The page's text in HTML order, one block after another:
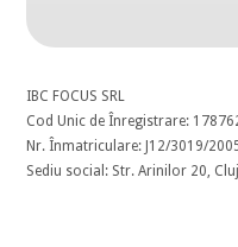
IBC FOCUS SRL
Cod Unic de Înregistrare:
Nr. Înmatriculare: J12/3019/
Sediu social: Str. Arinilor 20,